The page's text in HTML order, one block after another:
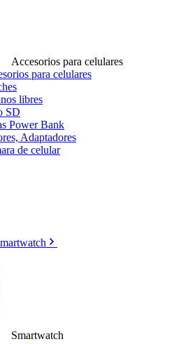
Accesorios para celulares
para celulares
libres
SD
Power Bank
Adaptadores
de celular
Smartwatch